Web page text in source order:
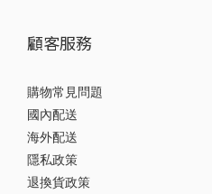
顧客服務
購物常見問題
國內配送
海外配送
隱私政策
退換貨政策